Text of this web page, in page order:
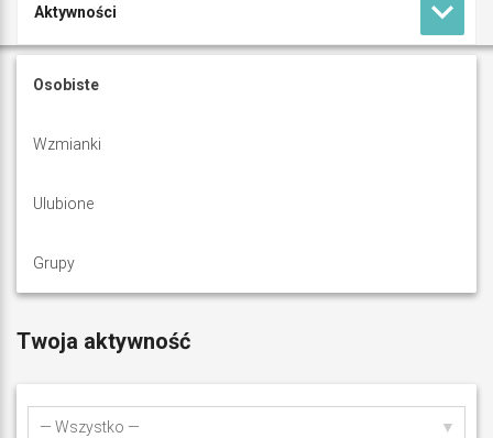
keyboard_arrow_down
Aktywności
Profil
Forum
B
o
m
Osobiste
Wzmianki
Ulubione
Grupy
Twoja aktywność